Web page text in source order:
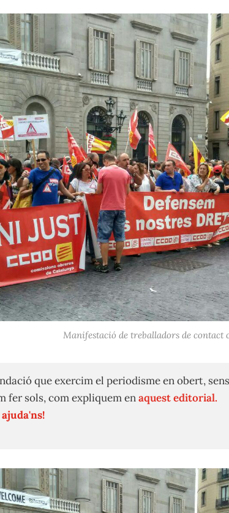
Manifestació de treballadors de contact
que exercim el periodisme en obert,
fer sols, com expliquem enaquest editorial.